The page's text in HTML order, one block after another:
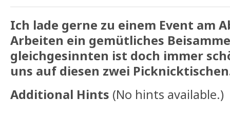
Ich lade gerne zu einem Event am
Arbeiten ein gemütliches
gleichgesinnten ist doch immer
uns auf diesen zwei
Additional Hints (No hints available.)